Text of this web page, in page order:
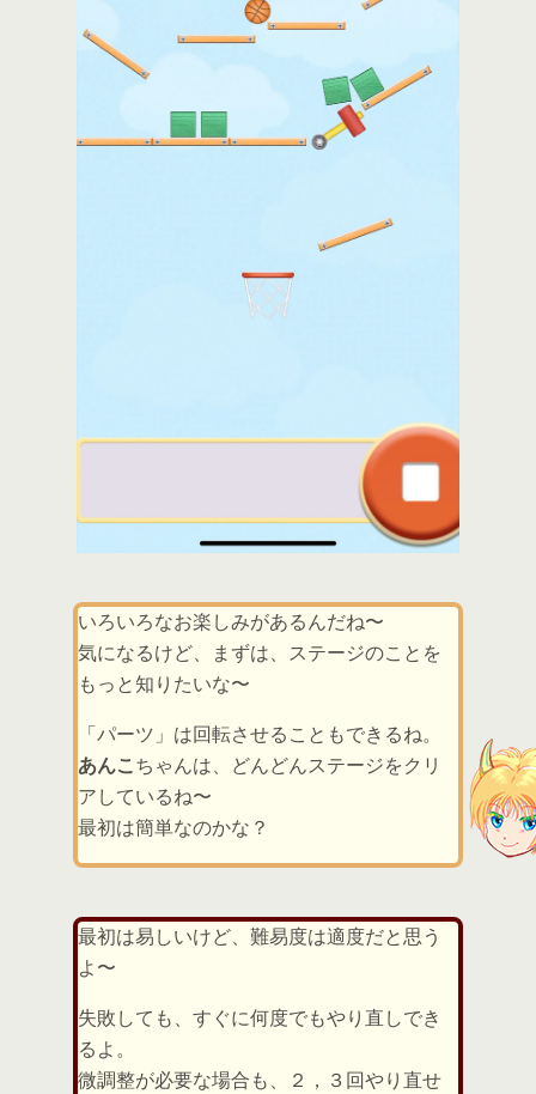
いろいろなお楽しみがあるんだね〜
気になるけど、まずは、ステージのことを
もっと知りたいな〜
「パーツ」は回転させることもできるね。
あんこ ちゃんは、どんどんステージをクリ
アしているね〜
最初は簡単なのかな？
最初は易しいけど、難易度は適度だと思う
よ〜
失敗しても、すぐに何度でもやり直しでき
るよ。
微調整が必要な場合も、２，３回やり直せ